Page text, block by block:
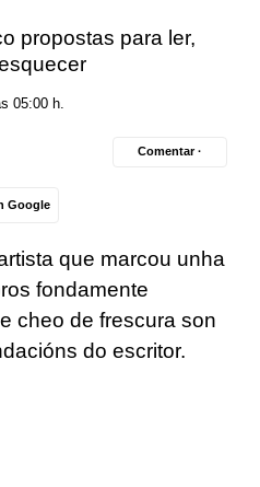
propostas para ler,
05:00 h.
Google
Comentar ·
que marcou unha
fondamente
cheo de frescura son
do escritor.